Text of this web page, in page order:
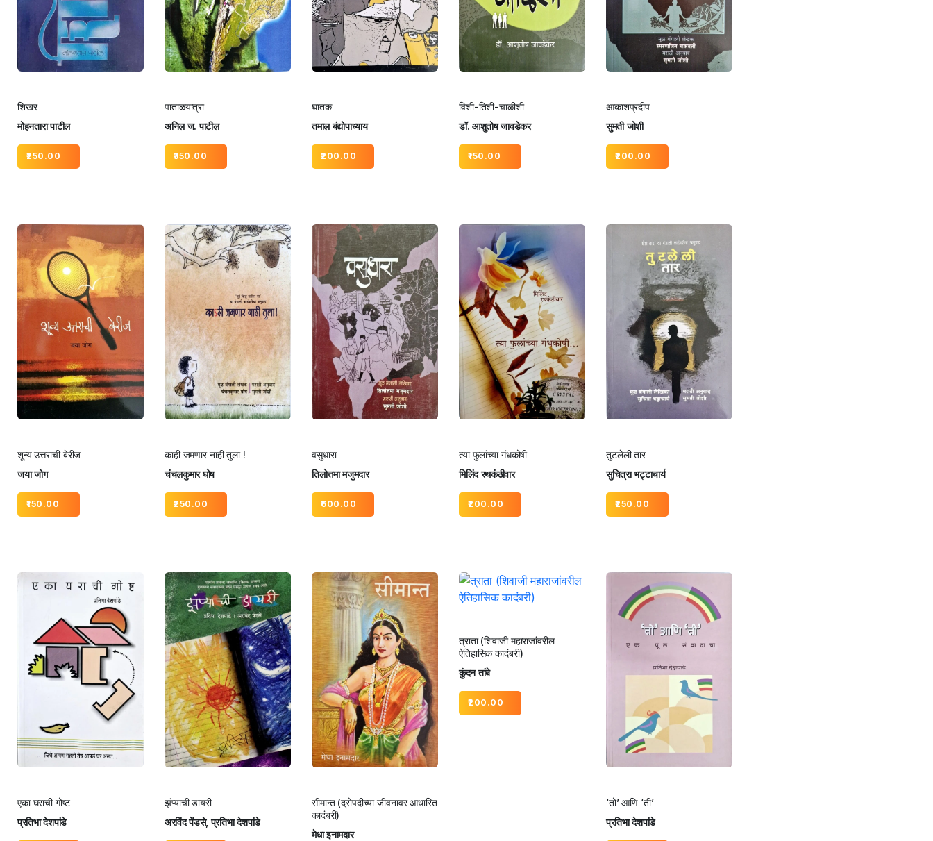
शिखर
मोहनतारा पाटील
250.00
पाताळयात्रा
अनिल ज. पाटील
350.00
घातक
तमाल बंद्योपाध्याय
200.00
विशी-तिशी-चाळीशी
डॉ. आशुतोष जावडेकर
150.00
आकाशप्रदीप
सुमती जोशी
200.00
शून्य उत्तराची बेरीज
जया जोग
150.00
काही जमणार नाही तुला !
चंचलकुमार घोष
250.00
वसुधारा
तिलोत्तमा मजुमदार
600.00
त्या फुलांच्या गंधकोषी
मिलिंद रथकंठीवार
200.00
तुटलेली तार
सुचित्रा भट्टाचार्य
250.00
एका घराची गोष्ट
प्रतिभा देशपांडे
झंप्याची डायरी
अरविंद पेंडसे, प्रतिभा देशपांडे
सीमान्त (द्रोपदीच्या जीवनावर आधारित
कादंबरी)
मेधा इनामदार
त्राता (शिवाजी महाराजांवरील
ऐतिहासिक कादंबरी)
कुंदन तांबे
200.00
‘तो’ आणि ‘ती’
प्रतिभा देशपांडे